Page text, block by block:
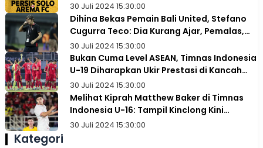
30 Juli 2024 15:30:00
Dihina Bekas Pemain Bali United, Stefano
Cugurra Teco: Dia Kurang Ajar, Pemalas,
dan Tidak Paham Taktik
30 Juli 2024 15:30:00
Bukan Cuma Level ASEAN, Timnas Indonesia
U-19 Diharapkan Ukir Prestasi di Kancah
Asia
30 Juli 2024 15:30:00
Melihat Kiprah Matthew Baker di Timnas
Indonesia U-16: Tampil Kinclong Kini
Terancam Dibajak Australia
30 Juli 2024 15:30:00
Kategori